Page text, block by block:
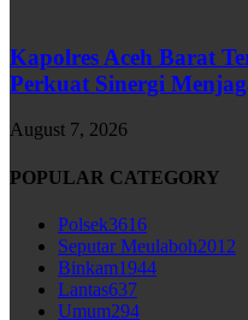
Kapolres Aceh Barat
Perkuat Sinergi
August 7, 2026
POPULAR CATEGORY
Polsek3616
Seputar Meulaboh2012
Binkam1944
Lantas637
Umum294